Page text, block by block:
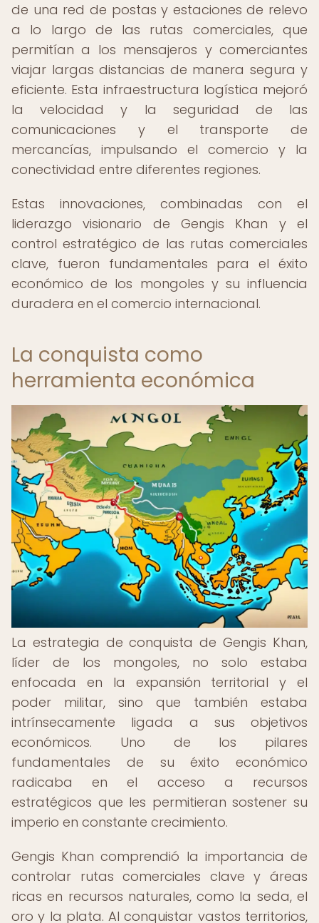
de una red de postas y estaciones de relevo
a lo largo de las rutas comerciales, que
permitían a los mensajeros y comerciantes
viajar largas distancias de manera segura y
eficiente. Esta infraestructura logística mejoró
la velocidad y la seguridad de las
comunicaciones y el transporte de
mercancías, impulsando el comercio y la
conectividad entre diferentes regiones.
Estas innovaciones, combinadas con el
liderazgo visionario de Gengis Khan y el
control estratégico de las rutas comerciales
clave, fueron fundamentales para el éxito
económico de los mongoles y su influencia
duradera en el comercio internacional.
La conquista como
herramienta económica
La estrategia de conquista de Gengis Khan,
líder de los mongoles, no solo estaba
enfocada en la expansión territorial y el
poder militar, sino que también estaba
intrínsecamente ligada a sus objetivos
económicos. Uno de los pilares
fundamentales de su éxito económico
radicaba en el acceso a recursos
estratégicos que les permitieran sostener su
imperio en constante crecimiento.
Gengis Khan comprendió la importancia de
controlar rutas comerciales clave y áreas
ricas en recursos naturales, como la seda, el
oro y la plata. Al conquistar vastos territorios,